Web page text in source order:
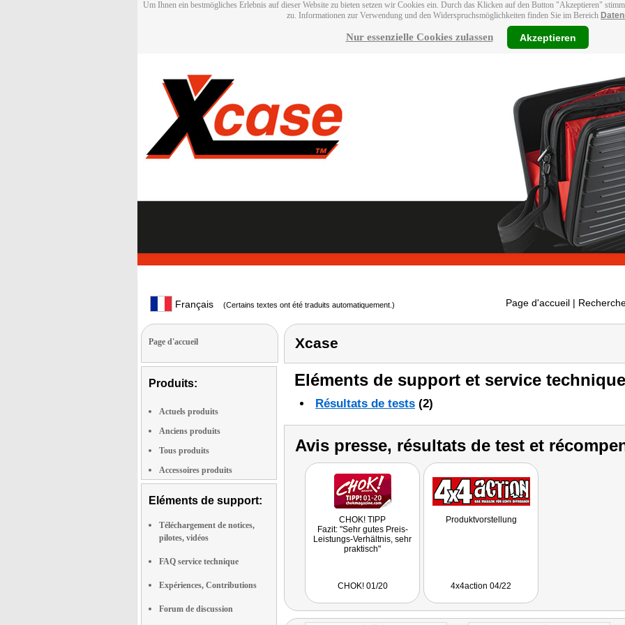
Um Ihnen ein bestmögliches Erlebnis auf dieser Website zu bieten setzen wir Cookies ein. Durch das Klicken auf den Button "Akzeptieren"
zu. Informationen zur Verwendung und den Widerspruchsmöglichkeiten finden Sie im Bereich
Nur essenzielle Cookies zulassen Akzeptieren
Français (Certains textes ont été traduits automatiquement.) Page d'accueil |
Page d'accueil
Produits:
Actuels produits
Anciens produits
Tous produits
Accessoires produits
Eléments de support:
Téléchargement de notices,
pilotes, vidéos
FAQ service technique
Expériences, Contributions
Forum de discussion
Xcase
Eléments de support et service
Résultats de tests (2)
Avis presse, résultats de test et
CHOK! TIPP
Fazit: "Sehr gutes Preis-
Leistungs-Verhältnis, sehr
praktisch"
CHOK! 01/20
Produktvorstellung
4x4action 04/22